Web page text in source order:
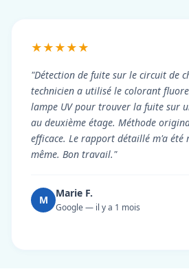
★★★★★
"Détection de fuite sur le circuit de
technicien a utilisé le colorant
lampe UV pour trouver la fuite sur
au deuxième étage. Méthode
efficace. Le rapport détaillé m'a été
même. Bon travail."
M
Marie F.
Google — il y a 1 mois